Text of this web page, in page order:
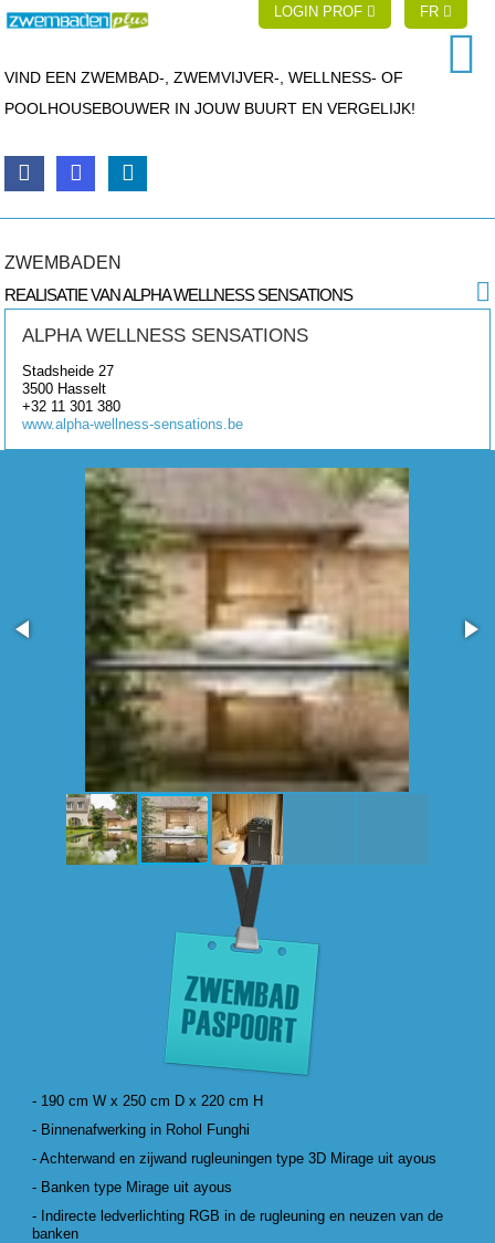
LOGIN PROF FR
VIND EEN ZWEMBAD-, ZWEMVIJVER-, WELLNESS- OF
POOLHOUSEBOUWER IN JOUW BUURT EN VERGELIJK!
ZWEMBADEN
REALISATIE VAN ALPHA WELLNESS SENSATIONS
ALPHA WELLNESS SENSATIONS
Stadsheide 27
3500 Hasselt
+32 11 301 380
www.alpha-wellness-sensations.be
- 190 cm W x 250 cm D x 220 cm H
- Binnenafwerking in Rohol Funghi
- Achterwand en zijwand rugleuningen type 3D Mirage uit ayous
- Banken type Mirage uit ayous
- Indirecte ledverlichting RGB in de rugleuning en neuzen van de
banken